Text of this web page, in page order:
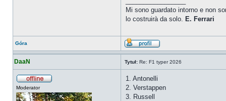
Mi sono guardato intorno e non
lo costruirà da solo. E. Ferrari
Góra
DaaN Tytuł: Re: F1 typer 2026
Moderator
1. Antonelli
2. Verstappen
3. Russell